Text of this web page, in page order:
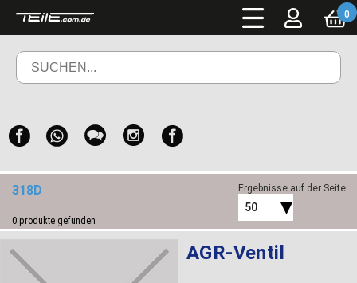
0
318D
0 produkte gefunden
Ergebnisse auf der Seite
50
AGR-Ventil